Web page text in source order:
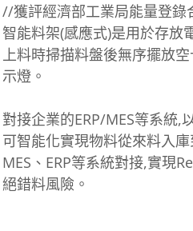
//獲評經濟部工業局能量登錄
智能料架(感應式)是用於存放
上料時掃描料盤後無序擺放
示燈。
對接企業的ERP/MES等系統,
可智能化實現物料從來料入
MES、ERP等系統對接,實現
絕錯料風險。